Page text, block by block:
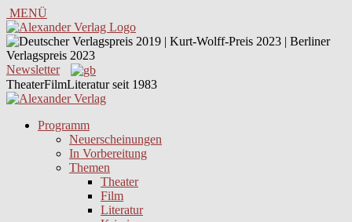
MENÜ
Newsletter
TheaterFilmLiteratur seit 1983
Programm
Neuerscheinungen
In Vorbereitung
Themen
Theater
Film
Literatur